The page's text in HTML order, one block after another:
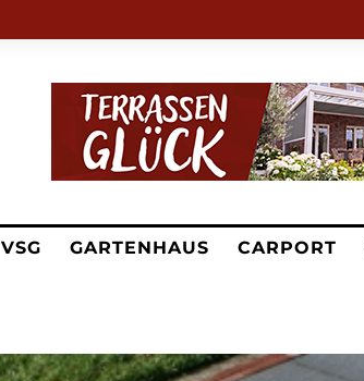
VSG GARTENHAUS CARPORT